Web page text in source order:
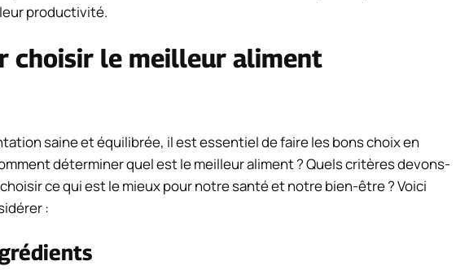
productivité.
choisir le meilleur aliment
saine et équilibrée, il est essentiel de faire les bons choix en
déterminer quel est le meilleur aliment ? Quels critères devons-
ce qui est le mieux pour notre santé et notre bien-être ? Voici
: